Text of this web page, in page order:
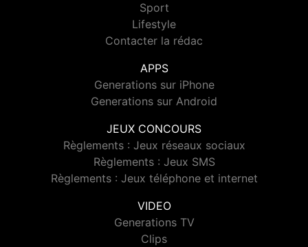
Sport
Lifestyle
Contacter la rédac
APPS
Generations sur iPhone
Generations sur Android
JEUX CONCOURS
Règlements : Jeux réseaux sociaux
Règlements : Jeux SMS
Règlements : Jeux téléphone et internet
VIDEO
Generations TV
Clips